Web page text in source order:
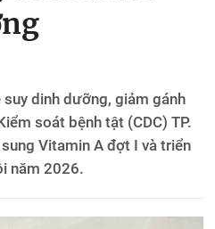
dinh dưỡng, giảm gánh
soát bệnh tật (CDC) TP.
Vitamin A đợt I và triển
năm 2026.